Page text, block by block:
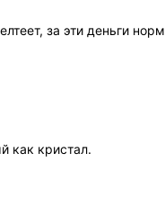
за эти деньги норм
как кристал.